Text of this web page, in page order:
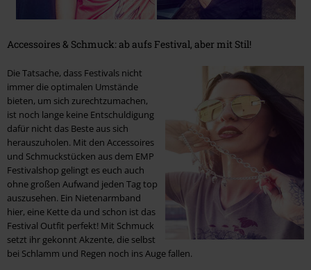
Accessoires & Schmuck: ab aufs Festival, aber mit Stil!
Die Tatsache, dass Festivals nicht
immer die optimalen Umstände
bieten, um sich zurechtzumachen,
ist noch lange keine Entschuldigung
dafür nicht das Beste aus sich
herauszuholen. Mit den Accessoires
und Schmuckstücken aus dem EMP
Festivalshop gelingt es euch auch
ohne großen Aufwand jeden Tag top
auszusehen. Ein Nietenarmband
hier, eine Kette da und schon ist das
Festival Outfit perfekt! Mit Schmuck
setzt ihr gekonnt Akzente, die selbst
bei Schlamm und Regen noch ins Auge fallen.